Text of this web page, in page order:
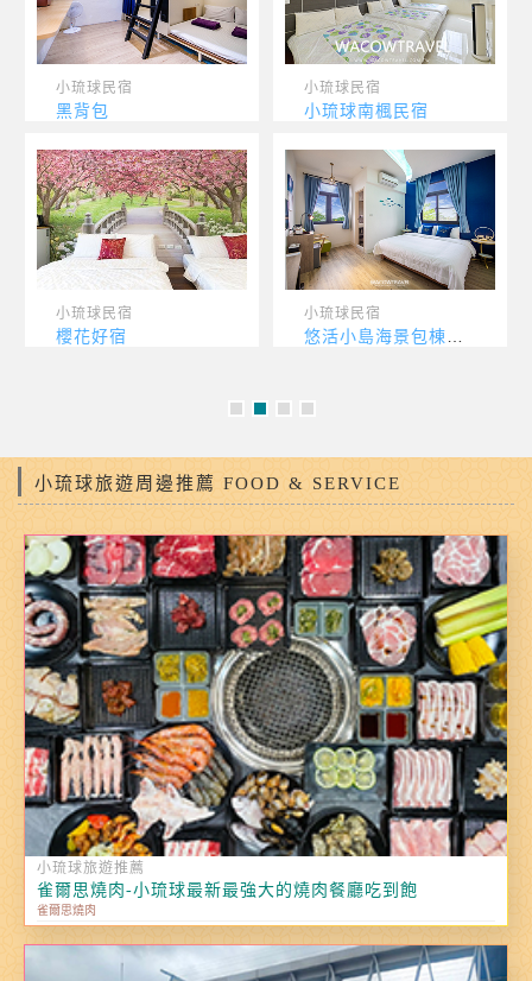
小琉球民宿
琉連民宿
小琉球民宿
八八民宿
小琉球民宿
潘媽媽民宿
小琉球民宿
好宿多民宿
小琉球旅遊周邊推薦 FOOD & SERVICE
小琉球旅遊推薦
雀爾思燒肉-小琉球最新最強大的燒肉餐廳吃到飽
雀爾思燒肉